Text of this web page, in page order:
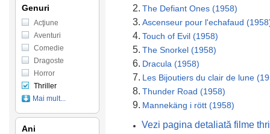
2. The Defiant Ones (1958)
3. Ascenseur pour l'echafaud
4. Touch of Evil (1958)
5. The Snorkel (1958)
6. Dracula (1958)
7. Les Bijoutiers du clair de lune
8. Thunder Road (1958)
9. Mannekäng i rött (1958)
Vezi pagina detaliată filme
Genuri
Acţiune
Aventuri
Comedie
Dragoste
Horror
Thriller
Mai mult...
Ani